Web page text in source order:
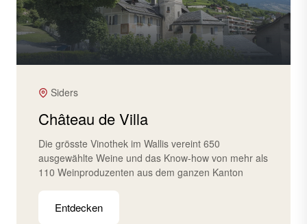
Siders
Château de Villa
Die grösste Vinothek im Wallis vereint 650
ausgewählte Weine und das Know-how von mehr als
110 Weinproduzenten aus dem ganzen Kanton
Entdecken